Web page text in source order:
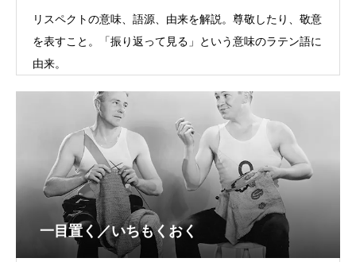
リスペクトの意味、語源、由来を解説。尊敬したり、敬意
を表すこと。「振り返って見る」という意味のラテン語に
由来。
一目置く／いちもくおく